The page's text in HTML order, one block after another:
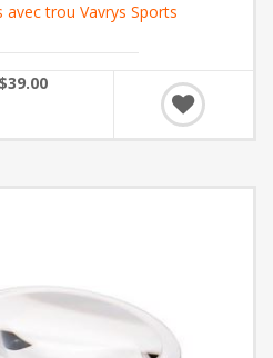
trou Vavrys Sports
$39.00